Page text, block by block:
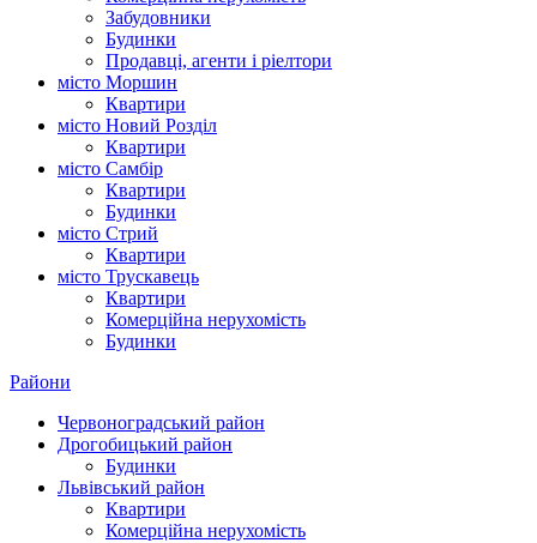
Забудовники
Будинки
Продавці, агенти і ріелтори
місто Моршин
Квартири
місто Новий Розділ
Квартири
місто Самбір
Квартири
Будинки
місто Стрий
Квартири
місто Трускавець
Квартири
Комерційна нерухомість
Будинки
Райони
Червоноградський район
Дрогобицький район
Будинки
Львівський район
Квартири
Комерційна нерухомість